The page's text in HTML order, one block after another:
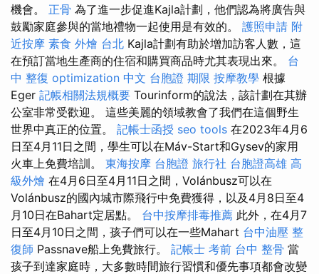
機會。 正骨 為了進一步促進Kajla計劃，他們認為將廣告與
鼓勵家庭參與的當地禮物一起使用是有效的。 護照申請 附
近按摩 素食 外燴 台北 Kajla計劃有助於增加訪客人數，這
在預訂當地生產商的住宿和購買商品時尤其表現出來。 台
中 整復 optimization 中文 台胞證 期限 按摩教學 根據
Eger 記帳相關法規概要 Tourinform的說法，該計劃在其辦
公室非常受歡迎。 這些美麗的領域教會了我們在這個野生
世界中真正的位置。 記帳士函授 seo tools 在2023年4月6
日至4月11日之間，學生可以在Máv-Start和Gysev的家用
火車上免費培訓。 東海按摩 台胞證 旅行社 台胞證高雄 高
級外燴 在4月6日至4月11日之間，Volánbusz可以在
Volánbusz的國內城市際飛行中免費獲得，以及4月8日至4
月10日在Bahart定居點。 台中按摩排毒推薦 此外，在4月7
日至4月10日之間，孩子們可以在一些Mahart 台中油壓 整
復師 Passnave船上免費旅行。 記帳士 考前 台中 整骨 當
孩子到達家庭時，大多數時間旅行習慣和優先事項都會改變